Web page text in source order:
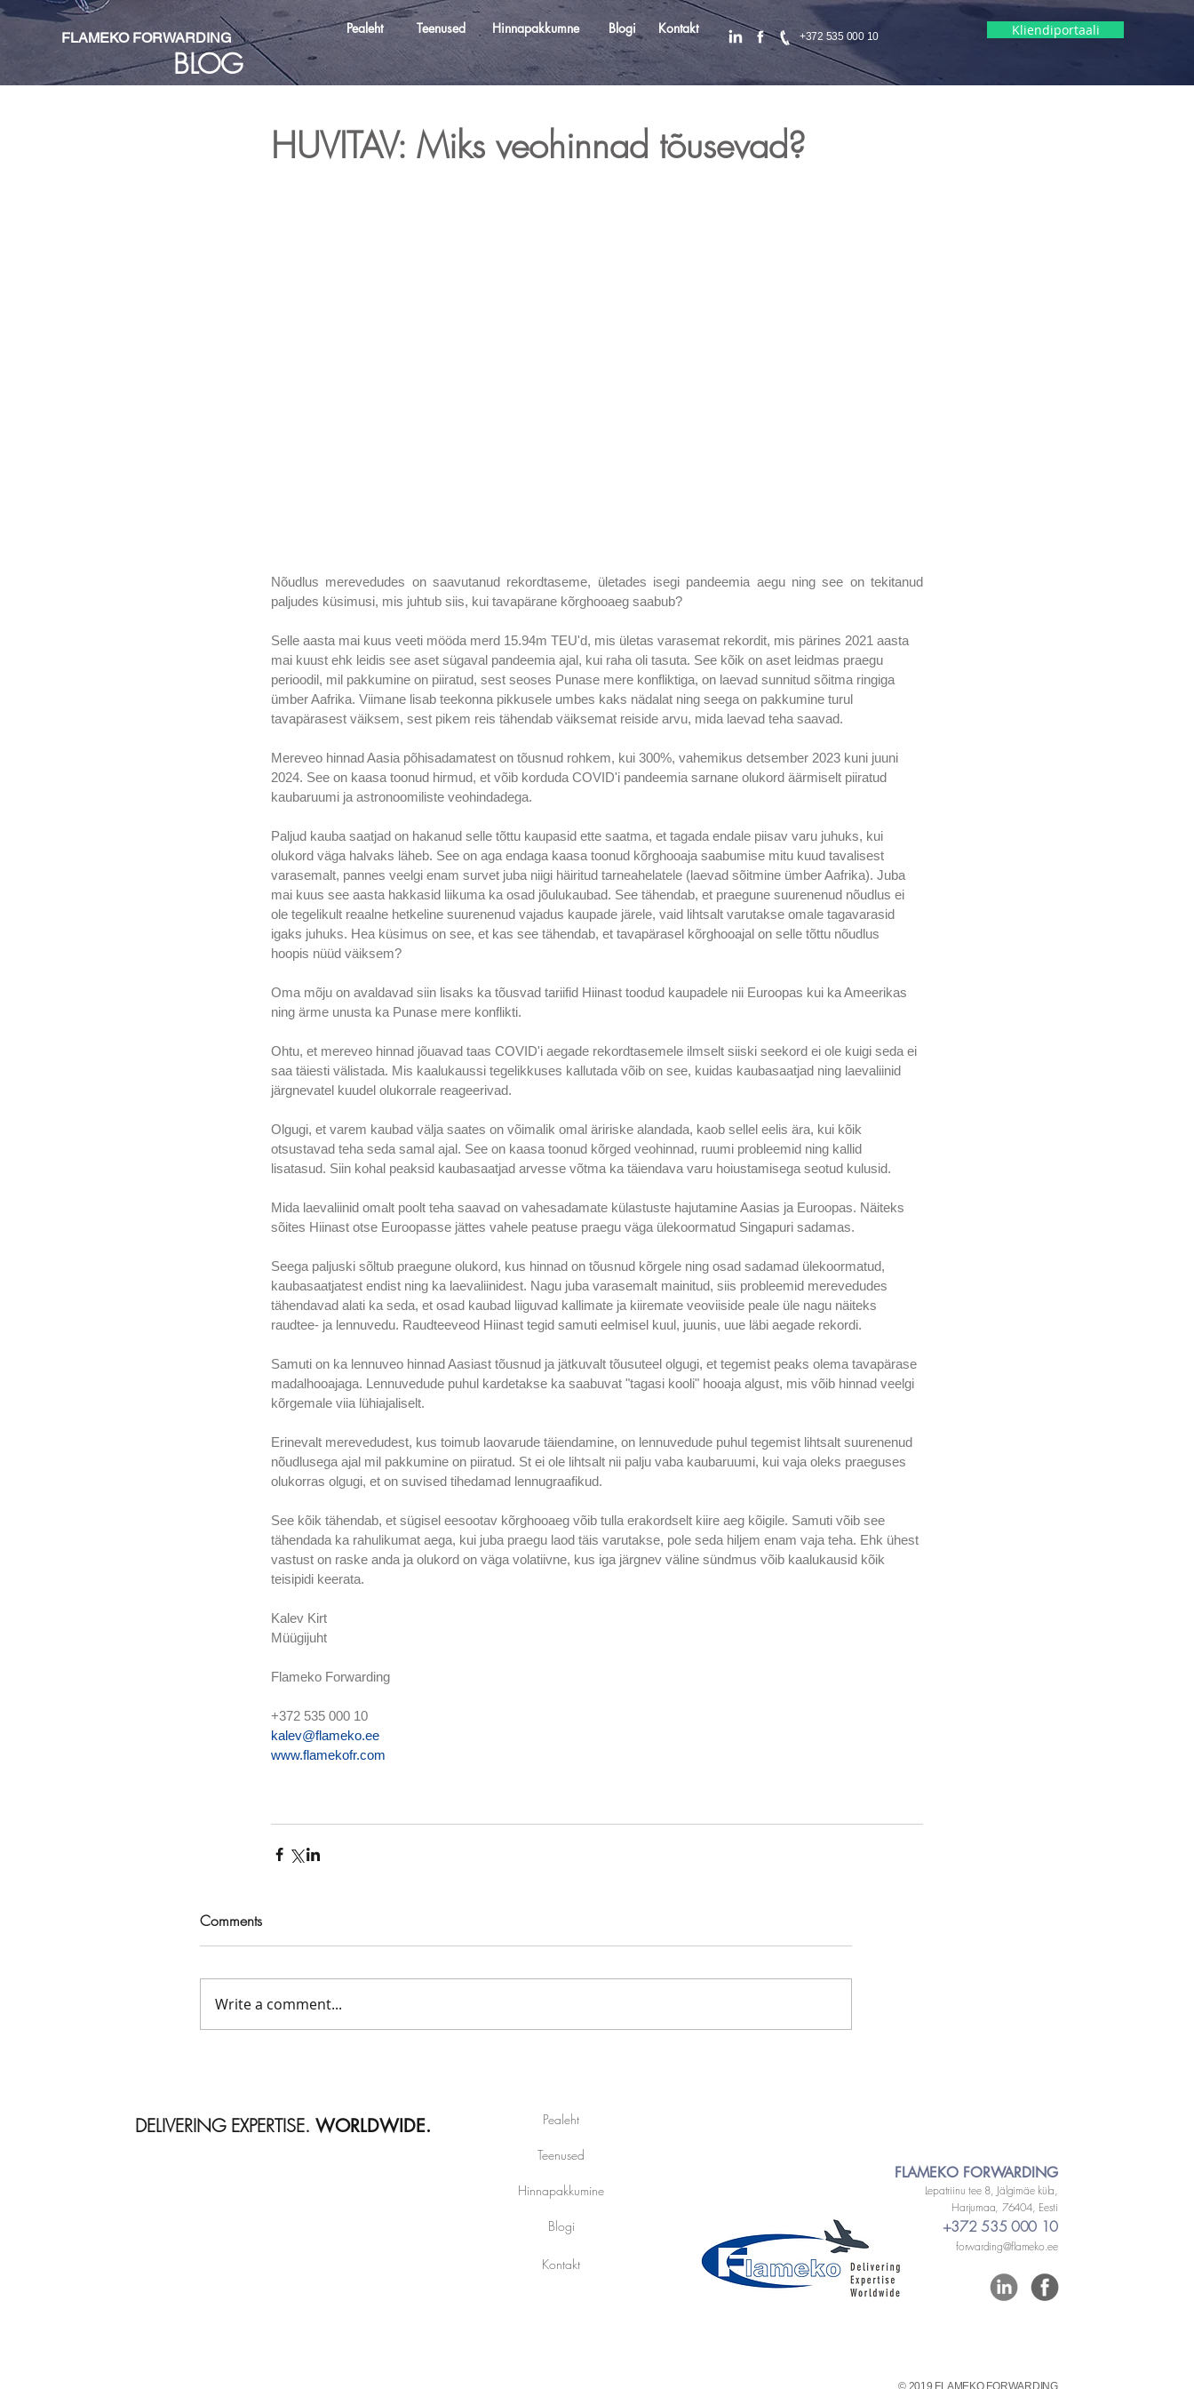
Home Services Rate request Contact REQUEST QUOTE
BLOG
Pealeht Teenused Hinnapakkumne Blogi Kontakt Kliendiportaali
HUVITAV: Miks veohinnad tõusevad?
Nõudlus merevedudes on saavutanud rekordtaseme, ületades isegi pandeemia aegu ning see on tekitanud
paljudes küsimusi, mis juhtub siis, kui tavapärane kõrghooaeg saabub?
Selle aasta mai kuus veeti mööda merd 15.94m TEU'd, mis ületas varasemat rekordit, mis pärines 2021 aasta
mai kuust ehk leidis see aset sügaval pandeemia ajal, kui raha oli tasuta. See kõik on aset leidmas praegu
perioodil, mil pakkumine on piiratud, sest seoses Punase mere konfliktiga, on laevad sunnitud sõitma ringiga
ümber Aafrika. Viimane lisab teekonna pikkusele umbes kaks nädalat ning seega on pakkumine turul
tavapärasest väiksem, sest pikem reis tähendab väiksemat reiside arvu, mida laevad teha saavad.
Mereveo hinnad Aasia põhisadamatest on tõusnud rohkem, kui 300%, vahemikus detsember 2023 kuni juuni
2024. See on kaasa toonud hirmud, et võib korduda COVID'i pandeemia sarnane olukord äärmiselt piiratud
kaubaruumi ja astronoomiliste veohindadega.
Paljud kauba saatjad on hakanud selle tõttu kaupasid ette saatma, et tagada endale piisav varu juhuks, kui
olukord väga halvaks läheb. See on aga endaga kaasa toonud kõrghooaja saabumise mitu kuud tavalisest
varasemalt, pannes veelgi enam survet juba niigi häiritud tarneahelatele (laevad sõitmine ümber Aafrika). Juba
mai kuus see aasta hakkasid liikuma ka osad jõulukaubad. See tähendab, et praegune suurenenud nõudlus ei
ole tegelikult reaalne hetkeline suurenenud vajadus kaupade järele, vaid lihtsalt varutakse omale tagavarasid
igaks juhuks. Hea küsimus on see, et kas see tähendab, et tavapärasel kõrghooajal on selle tõttu nõudlus
hoopis nüüd väiksem?
Oma mõju on avaldavad siin lisaks ka tõusvad tariifid Hiinast toodud kaupadele nii Euroopas kui ka Ameerikas
ning ärme unusta ka Punase mere konflikti.
Ohtu, et mereveo hinnad jõuavad taas COVID'i aegade rekordtasemele ilmselt siiski seekord ei ole kuigi seda ei
saa täiesti välistada. Mis kaalukaussi tegelikkuses kallutada võib on see, kuidas kaubasaatjad ning laevaliinid
järgnevatel kuudel olukorrale reageerivad.
Olgugi, et varem kaubad välja saates on võimalik omal äririske alandada, kaob sellel eelis ära, kui kõik
otsustavad teha seda samal ajal. See on kaasa toonud kõrged veohinnad, ruumi probleemid ning kallid
lisatasud. Siin kohal peaksid kaubasaatjad arvesse võtma ka täiendava varu hoiustamisega seotud kulusid.
Mida laevaliinid omalt poolt teha saavad on vahesadamate külastuste hajutamine Aasias ja Euroopas. Näiteks
sõites Hiinast otse Euroopasse jättes vahele peatuse praegu väga ülekoormatud Singapuri sadamas.
Seega paljuski sõltub praegune olukord, kus hinnad on tõusnud kõrgele ning osad sadamad ülekoormatud,
kaubasaatjatest endist ning ka laevaliinidest. Nagu juba varasemalt mainitud, siis probleemid merevedudes
tähendavad alati ka seda, et osad kaubad liiguvad kallimate ja kiiremate veoviiside peale üle nagu näiteks
raudtee- ja lennuvedu. Raudteeveod Hiinast tegid samuti eelmisel kuul, juunis, uue läbi aegade rekordi.
Samuti on ka lennuveo hinnad Aasiast tõusnud ja jätkuvalt tõusuteel olgugi, et tegemist peaks olema tavapärase
madalhooajaga. Lennuvedude puhul kardetakse ka saabuvat "tagasi kooli" hooaja algust, mis võib hinnad veelgi
kõrgemale viia lühiajaliselt.
Erinevalt merevedudest, kus toimub laovarude täiendamine, on lennuvedude puhul tegemist lihtsalt suurenenud
nõudlusega ajal mil pakkumine on piiratud. St ei ole lihtsalt nii palju vaba kaubaruumi, kui vaja oleks praeguses
olukorras olgugi, et on suvised tihedamad lennugraafikud.
See kõik tähendab, et sügisel eesootav kõrghooaeg võib tulla erakordselt kiire aeg kõigile. Samuti võib see
tähendada ka rahulikumat aega, kui juba praegu laod täis varutakse, pole seda hiljem enam vaja teha. Ehk ühest
vastust on raske anda ja olukord on väga volatiivne, kus iga järgnev väline sündmus võib kaalukausid kõik
teisipidi keerata.
Kalev Kirt
Müügijuht
Flameko Forwarding
+372 535 000 10
kalev@flameko.ee
www.flamekofr.com
Comments
Write a comment...
+372 535 000 10
FLAMEKO FORWARDING
DELIVERING EXPERTISE. WORLDWIDE. Pealeht
Teenused
Hinnapakkumine
Blogi
Kontakt
FLAMEKO FORWARDING
Lepatriinu tee 8, Jälgimäe küla,
Harjumaa, 76404, Eesti
+372 535 000 10
forwarding@flameko.ee